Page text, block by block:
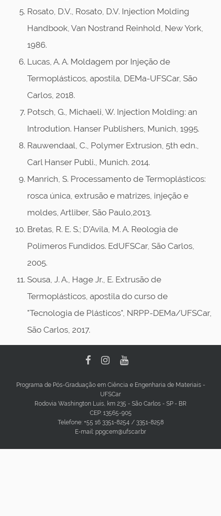
Rosato, D.V., Rosato, D.V. Injection Molding
Handbook, Van Nostrand Reinhold, New York,
1986.
Lucas, A. A. Moldagem por Injeção de
Termoplásticos, apostila, DEMa-UFSCar, São
Carlos, 2018.
Potsch, G., Michaeli, W. Injection Molding: an
Introdution. Hanser Publishers, Munich, 1995.
Rauwendaal, C., Polymer Extrusion, 5th edn.,
Carl Hanser Publi., Munich. 2014.
Manrich, S. Processamento de Termoplásticos:
rosca única, extrusão e matrizes, injeção e
moldes, Artliber, São Paulo,2013.
Bretas, R. E. S.; D'Avila, M. A. Reologia de
Polímeros Fundidos. EdUFSCar, São Carlos,
2005.
Sousa, J. A., Hage Jr., E. Extrusão de
Termoplásticos, apostila do curso de
"Tecnologia de Plásticos", NRPP-DEMa/UFSCar,
São Carlos, 2017.
Programa de Pós-Graduação em Ciência e Engenharia de Materiais -
UFSCar
Rodovia Washington Luis, km 235 - São Carlos - SP - BR
CEP: 13565-905
Telefone: +55 16 3351-8254 / 3351-8258
E-mail: ppgcem@ufscar.br